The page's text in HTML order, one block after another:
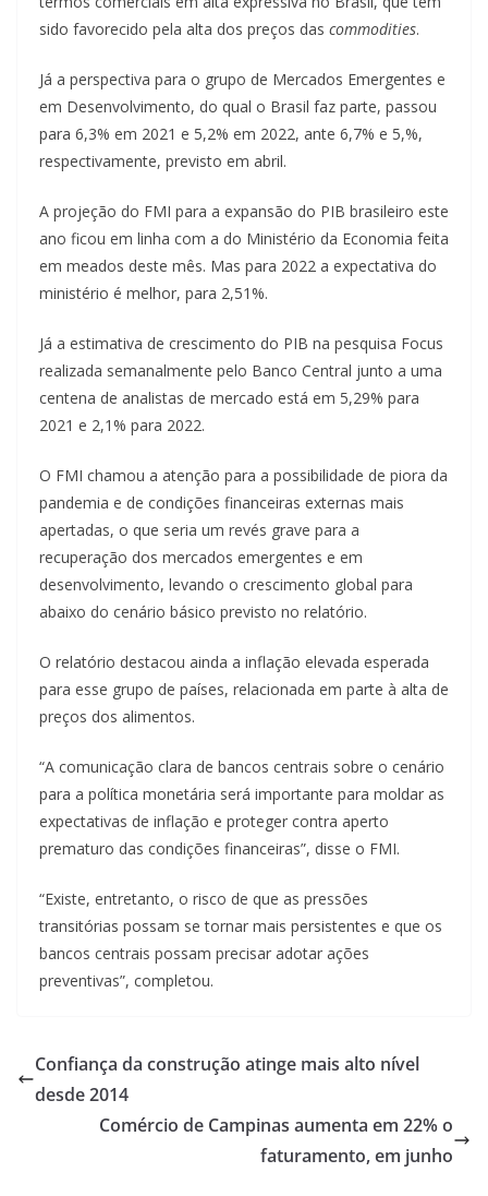
sido favorecido pela alta dos preços das commodities.
Já a perspectiva para o grupo de Mercados Emergentes e
em Desenvolvimento, do qual o Brasil faz parte, passou
para 6,3% em 2021 e 5,2% em 2022, ante 6,7% e 5,%,
respectivamente, previsto em abril.
A projeção do FMI para a expansão do PIB brasileiro este
ano ficou em linha com a do Ministério da Economia feita
em meados deste mês. Mas para 2022 a expectativa do
ministério é melhor, para 2,51%.
Já a estimativa de crescimento do PIB na pesquisa Focus
realizada semanalmente pelo Banco Central junto a uma
centena de analistas de mercado está em 5,29% para
2021 e 2,1% para 2022.
O FMI chamou a atenção para a possibilidade de piora da
pandemia e de condições financeiras externas mais
apertadas, o que seria um revés grave para a
recuperação dos mercados emergentes e em
desenvolvimento, levando o crescimento global para
abaixo do cenário básico previsto no relatório.
O relatório destacou ainda a inflação elevada esperada
para esse grupo de países, relacionada em parte à alta de
preços dos alimentos.
“A comunicação clara de bancos centrais sobre o cenário
para a política monetária será importante para moldar as
expectativas de inflação e proteger contra aperto
prematuro das condições financeiras”, disse o FMI.
“Existe, entretanto, o risco de que as pressões
transitórias possam se tornar mais persistentes e que os
bancos centrais possam precisar adotar ações
preventivas”, completou.
Confiança da construção atinge mais alto nível
desde 2014
Comércio de Campinas aumenta em 22% o
faturamento, em junho